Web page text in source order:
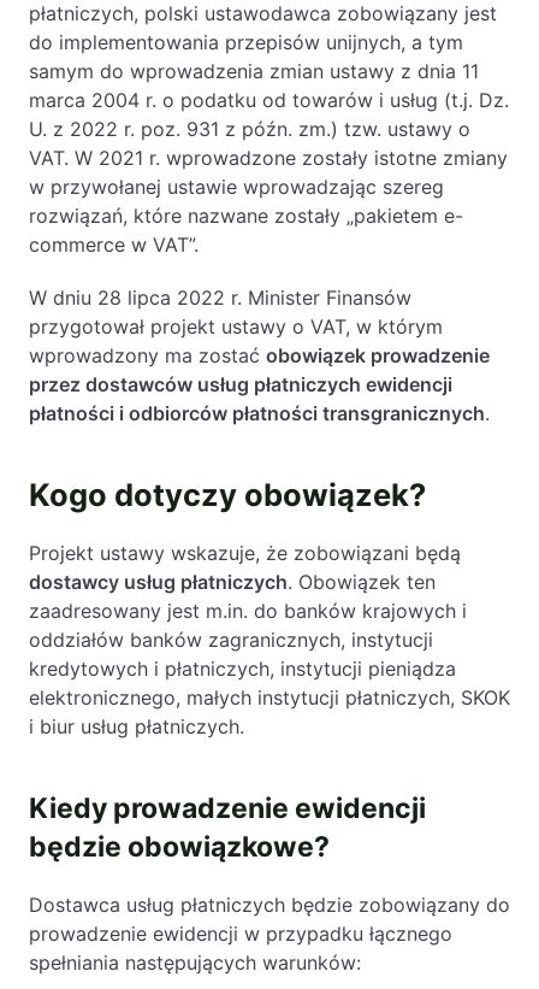
płatniczych, polski ustawodawca zobowiązany jest
do implementowania przepisów unijnych, a tym
samym do wprowadzenia zmian ustawy z dnia 11
marca 2004 r. o podatku od towarów i usług (t.j. Dz.
U. z 2022 r. poz. 931 z późn. zm.) tzw. ustawy o
VAT. W 2021 r. wprowadzone zostały istotne zmiany
w przywołanej ustawie wprowadzając szereg
rozwiązań, które nazwane zostały „pakietem e-
commerce w VAT”.
W dniu 28 lipca 2022 r. Minister Finansów
przygotował projekt ustawy o VAT, w którym
wprowadzony ma zostać obowiązek prowadzenie
przez dostawców usług płatniczych ewidencji
płatności i odbiorców płatności transgranicznych.
Kogo dotyczy obowiązek?
Projekt ustawy wskazuje, że zobowiązani będą
dostawcy usług płatniczych. Obowiązek ten
zaadresowany jest m.in. do banków krajowych i
oddziałów banków zagranicznych, instytucji
kredytowych i płatniczych, instytucji pieniądza
elektronicznego, małych instytucji płatniczych, SKOK
i biur usług płatniczych.
Kiedy prowadzenie ewidencji
będzie obowiązkowe?
Dostawca usług płatniczych będzie zobowiązany do
prowadzenie ewidencji w przypadku łącznego
spełniania następujących warunków: